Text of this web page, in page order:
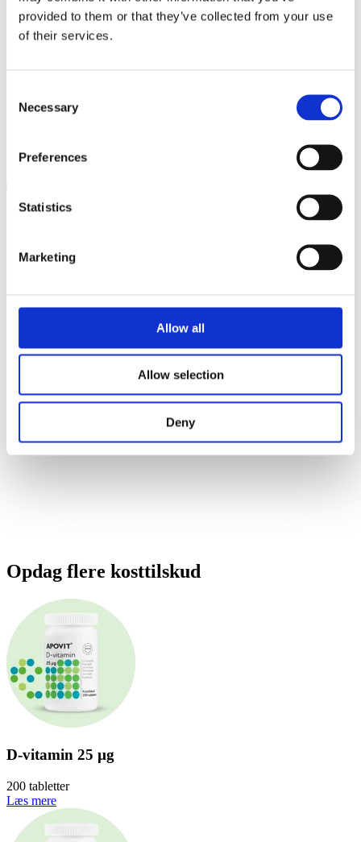
provided to them or that they’ve collected from your use
of their services.
Selection
Necessary
Preferences
Statistics
Marketing
Allow all
Allow selection
Deny
Ingre­di­en­ser
Opdag flere kosttilskud
D-vitamin 25 µg
200 tabletter
Læs mere